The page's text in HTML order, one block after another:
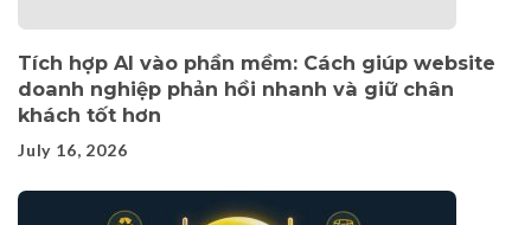
Tích hợp AI vào phần mềm: Cách giúp website
doanh nghiệp phản hồi nhanh và giữ chân
khách tốt hơn
July 16, 2026